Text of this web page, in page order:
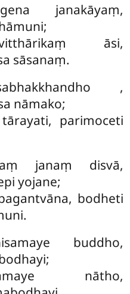
janakāyaṃ,
āsi,
sāsanaṃ.
,
nāmako;
parimoceti
janaṃ disvā,
yojane;
bodheti
buddho,
nātho,